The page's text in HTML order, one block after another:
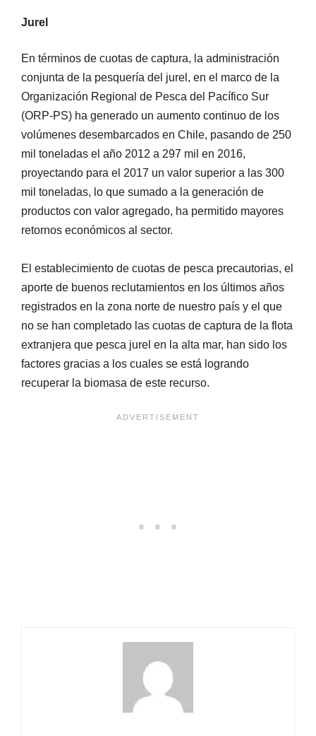
Jurel
En términos de cuotas de captura, la administración
conjunta de la pesquería del jurel, en el marco de la
Organización Regional de Pesca del Pacífico Sur
(ORP-PS) ha generado un aumento continuo de los
volúmenes desembarcados en Chile, pasando de 250
mil toneladas el año 2012 a 297 mil en 2016,
proyectando para el 2017 un valor superior a las 300
mil toneladas, lo que sumado a la generación de
productos con valor agregado, ha permitido mayores
retornos económicos al sector.
El establecimiento de cuotas de pesca precautorias, el
aporte de buenos reclutamientos en los últimos años
registrados en la zona norte de nuestro país y el que
no se han completado las cuotas de captura de la flota
extranjera que pesca jurel en la alta mar, han sido los
factores gracias a los cuales se está logrando
recuperar la biomasa de este recurso.